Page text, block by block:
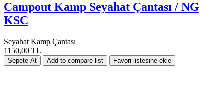
Campout Kamp Seyahat Çantası / NG
KSC
Seyahat Kamp Çantası
1150,00 TL